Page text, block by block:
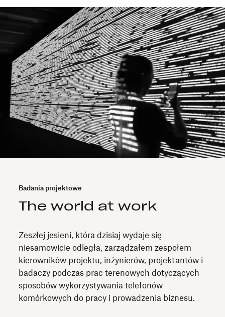
Badania projektowe
The world at work
Zeszłej jesieni, która dzisiaj wydaje się
niesamowicie odległa, zarządzałem zespołem
kierowników projektu, inżynierów, projektantów i
badaczy podczas prac terenowych dotyczących
sposobów wykorzystywania telefonów
komórkowych do pracy i prowadzenia biznesu.